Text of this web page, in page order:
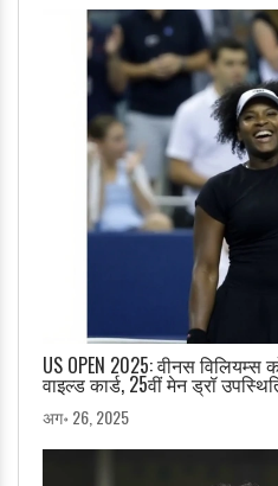
US OPEN 2025: वीनस
वाइल्ड कार्ड, 25वीं मेन ड्रॉ
अग॰ 26, 2025